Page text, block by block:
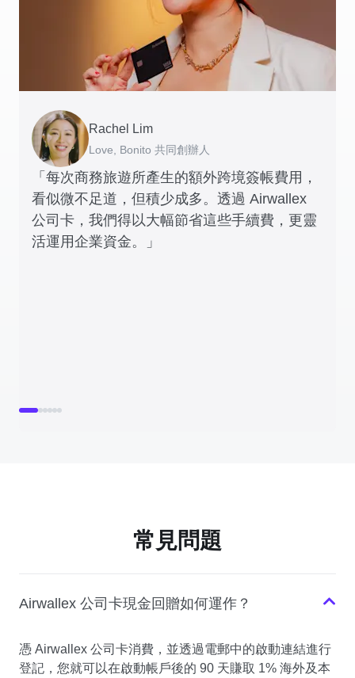
「每次商務旅遊所產生的額外跨境簽帳費用，
看似微不足道，但積少成多。透過 Airwallex
公司卡，我們得以大幅節省這些手續費，更靈
活運用企業資金。」
Rachel Lim
Love, Bonito 共同創辦人
Henson Tsai
SleekFlow 創辦人
Phyllis
Jakewell 數碼營運總監
Jennifer Chong
Linjer 行政總裁
Benjamin
Grams(28) 創辦人
Tomy Wu
MyiCellar 共同創辦人
常見問題
Airwallex 公司卡現金回贈如何運作？
憑 Airwallex 公司卡消費，並透過電郵中的啟動連結進行
登記，您就可以在啟動帳戶後的 90 天賺取 1% 海外及本